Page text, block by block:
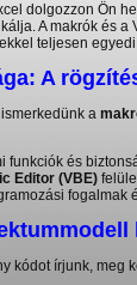
dolgozzon Ön
A makrók és
teljesen
A
a
funkciók és
Editor (VBE)
fogalmak
kódot írjunk, meg